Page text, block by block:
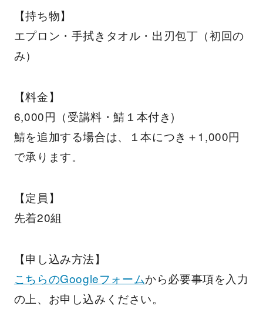
【持ち物】
エプロン・手拭きタオル・出刃包丁（初回の
み）
【料金】
6,000円（受講料・鯖１本付き)
鯖を追加する場合は、１本につき＋1,000円
で承ります。
【定員】
先着20組
【申し込み方法】
こちらのGoogleフォームから必要事項を入力
の上、お申し込みください。